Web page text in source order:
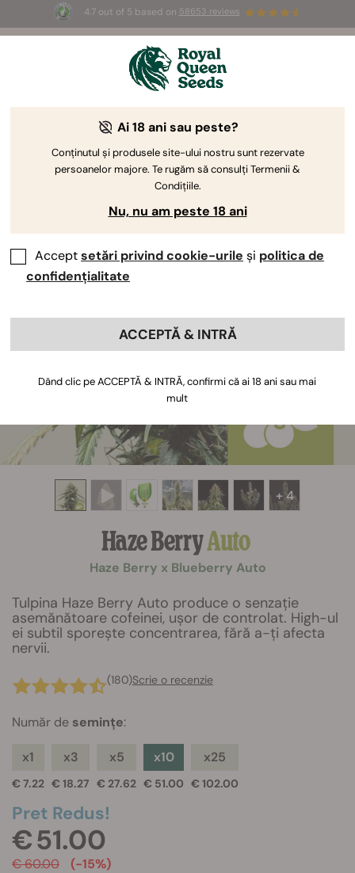
4.7 out of 5 based on 58653 reviews
☀️ Summer Sales: Up to 50% off
selected products! ⏤
+ 4
Haze BerryAuto
Haze Berry x Blueberry Auto
Tulpina Haze Berry Auto produce o senzație
asemănătoare cofeinei, ușor de controlat. High-ul
ei subtil sporește concentrarea, fără a-ți afecta
nervii.
(180)Scrie o recenzie
Număr de semințe:
x1
€ 7.22
x3
€ 18.27
x5
€ 27.62
x10
€ 51.00
x25
€ 102.00
Pret Redus!
€ 51.00
€ 60.00 (-15%)
Ai 18 ani sau peste?
Conținutul și produsele site-ului nostru sunt rezervate
persoanelor majore. Te rugăm să consulți Termenii &
Condițiile.
Nu, nu am peste 18 ani
Acceptsetări privind cookie-urile și politica de
confidențialitate
ACCEPTĂ & INTRĂ
Dând clic pe ACCEPTĂ & INTRĂ, confirmi că ai 18 ani sau mai
mult